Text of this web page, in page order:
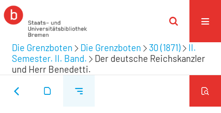
Die Grenzboten Die Grenzboten 30 (1871)
II.
Semester. II. Band.
Der deutsche Reichskanzler
und Herr Benedetti.